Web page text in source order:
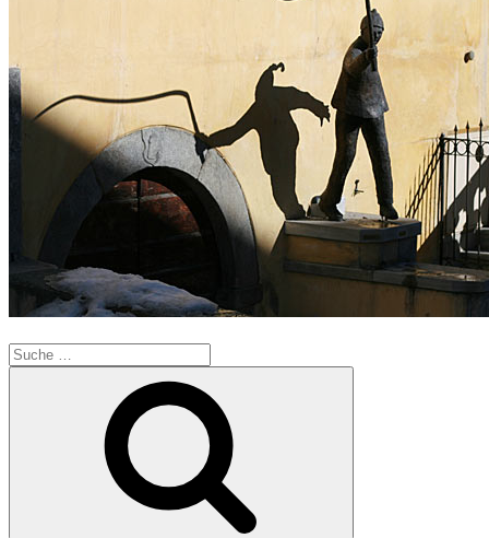
Suche
nach: